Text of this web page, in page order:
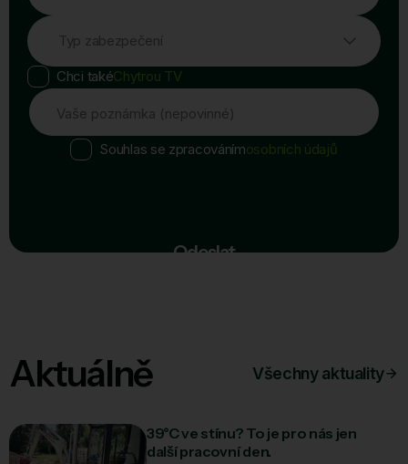
Typ zabezpečení
Chci takéChytrou TV
Vaše poznámka (nepovinné)
Souhlas se zpracovánímosobních údajů
Odeslat
Aktuálně Všechny aktuality
39°C ve stínu? To je pro nás jen
další pracovní den.